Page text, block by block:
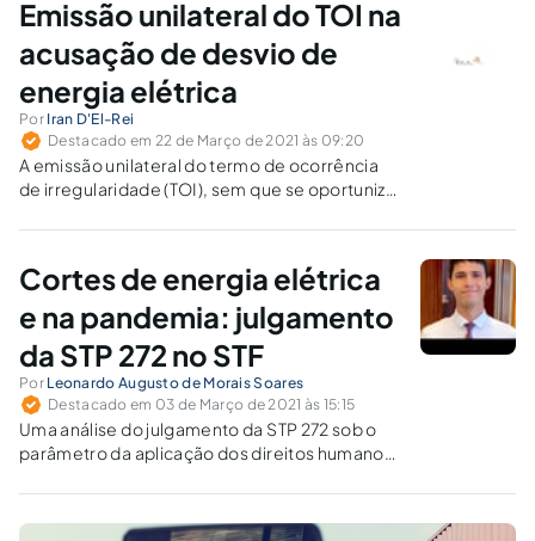
Emissão unilateral do TOI na
acusação de desvio de
energia elétrica
Por Iran D'El-Rei
Destacado em 22 de Março de 2021 às 09:20
A emissão unilateral do termo de ocorrência
de irregularidade (TOI), sem que se oportunize
consumidor, fere princípios constitucionais
Cortes de energia elétrica
e na pandemia: julgamento
da STP 272 no STF
Por Leonardo Augusto de Morais Soares
Destacado em 03 de Março de 2021 às 15:15
Uma análise do julgamento da STP 272 sob o
parâmetro da aplicação dos direitos humanos
como guardião dos interesses coletivos e do
bem comum está sendo bem executado?